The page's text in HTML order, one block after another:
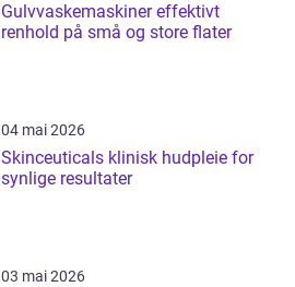
Gulvvaskemaskiner effektivt
renhold på små og store flater
04 mai 2026
Skinceuticals klinisk hudpleie for
synlige resultater
03 mai 2026